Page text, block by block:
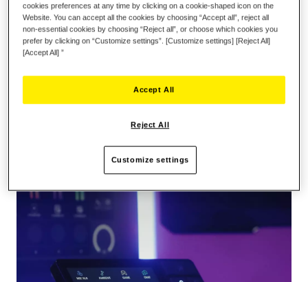
CONTROLE TOTALMENTE OS
CONTEÚDOS DE ÁUDIO EM REPRODUÇÃO
PARA O SEU PÚBLICO,
INSTANTANEAMENTE!
de uma placa de som integrada, que permite aos streamers
para o público. Graças a este controlador de áudio com um ecrã
tempo real: jogos, software de chat, música, microfone XLR,
cookies preferences at any time by clicking on a cookie-shaped icon on the
Website. You can accept all the cookies by choosing “Accept all”, reject all
non-essential cookies by choosing “Reject all”, or choose which cookies you
prefer by clicking on “Customize settings”. [Customize settings] [Reject All]
[Accept All] ”
Reject All
Accept All
Customize settings